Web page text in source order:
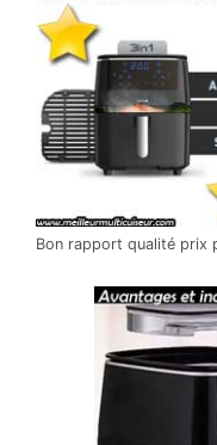
Bon rapport qualité prix